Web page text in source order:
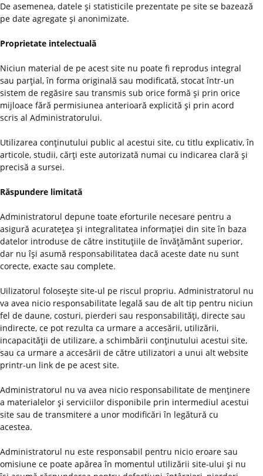
De asemenea, datele şi statisticile prezentate pe site se bazează
pe date agregate şi anonimizate.
Proprietate intelectuală
Niciun material de pe acest site nu poate fi reprodus integral
sau parţial, în forma originală sau modificată, stocat într-un
sistem de regăsire sau transmis sub orice formă şi prin orice
mijloace fără permisiunea anterioară explicită şi prin acord
scris al Administratorului.
Utilizarea conţinutului public al acestui site, cu titlu explicativ, în
articole, studii, cărţi este autorizată numai cu indicarea clară şi
precisă a sursei.
Răspundere limitată
Administratorul depune toate eforturile necesare pentru a
asigură acurateţea şi integralitatea informaţiei din site în baza
datelor introduse de către instituţiile de învăţământ superior,
dar nu îşi asumă responsabilitatea dacă aceste date nu sunt
corecte, exacte sau complete.
Uilizatorul foloseşte site-ul pe riscul propriu. Administratorul nu
va avea nicio responsabilitate legală sau de alt tip pentru niciun
fel de daune, costuri, pierderi sau responsabilităţi, directe sau
indirecte, ce pot rezulta ca urmare a accesării, utilizării,
incapacităţii de utilizare, a schimbării conţinutului acestui site,
sau ca urmare a accesării de către utilizatori a unui alt website
printr-un link de pe acest site.
Administratorul nu va avea nicio responsabilitate de menţinere
a materialelor şi serviciilor disponibile prin intermediul acestui
site sau de transmitere a unor modificări în legătură cu
acestea.
Administratorul nu este responsabil pentru nicio eroare sau
omisiune ce poate apărea în momentul utilizării site-ului şi nu